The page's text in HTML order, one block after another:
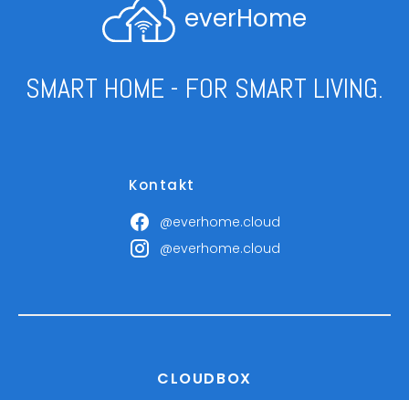
everHome
SMART HOME - FOR SMART LIVING.
Kontakt
@everhome.cloud
@everhome.cloud
CLOUDBOX